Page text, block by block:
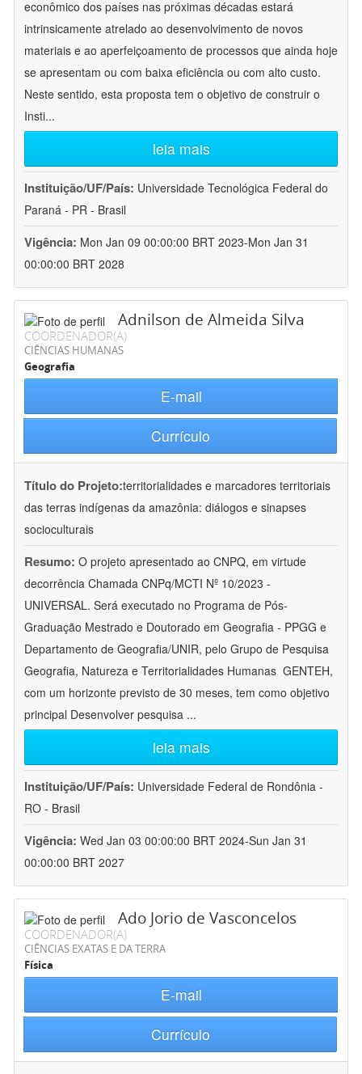
econômico dos países nas próximas décadas estará
intrinsicamente atrelado ao desenvolvimento de novos
materiais e ao aperfeiçoamento de processos que ainda hoje
se apresentam ou com baixa eficiência ou com alto custo.
Neste sentido, esta proposta tem o objetivo de construir o
Insti...
leia mais
Instituição/UF/País: Universidade Tecnológica Federal do
Paraná - PR - Brasil
Vigência: Mon Jan 09 00:00:00 BRT 2023-Mon Jan 31
00:00:00 BRT 2028
Adnilson de Almeida Silva
COORDENADOR(A)
CIÊNCIAS HUMANAS
Geografia
E-mail
Currículo
Título do Projeto:territorialidades e marcadores territoriais
das terras indígenas da amazônia: diálogos e sinapses
socioculturais
Resumo: O projeto apresentado ao CNPQ, em virtude
decorrência Chamada CNPq/MCTI Nº 10/2023 -
UNIVERSAL. Será executado no Programa de Pós-
Graduação Mestrado e Doutorado em Geografia - PPGG e
Departamento de Geografia/UNIR, pelo Grupo de Pesquisa
Geografia, Natureza e Territorialidades Humanas  GENTEH,
com um horizonte previsto de 30 meses, tem como objetivo
principal Desenvolver pesquisa ...
leia mais
Instituição/UF/País: Universidade Federal de Rondônia -
RO - Brasil
Vigência: Wed Jan 03 00:00:00 BRT 2024-Sun Jan 31
00:00:00 BRT 2027
Ado Jorio de Vasconcelos
COORDENADOR(A)
CIÊNCIAS EXATAS E DA TERRA
Física
E-mail
Currículo